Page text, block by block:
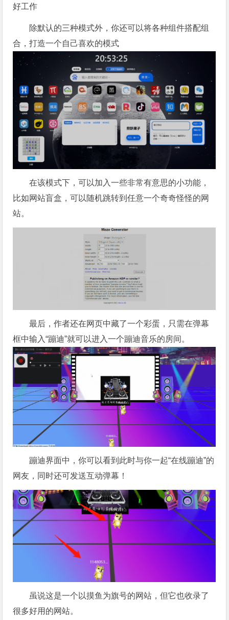
好工作
除默认的三种模式外，你还可以将各种组件搭配组
合，打造一个自己喜欢的模式
在该模式下，可以加入一些非常有意思的小功能，
比如网站盲盒，可以随机跳转到任意一个奇奇怪怪的网
站。
最后，作者还在网页中藏了一个彩蛋，只需在弹幕
框中输入“蹦迪”就可以进入一个蹦迪音乐的房间。
蹦迪界面中，你可以看到此时与你一起“在线蹦迪”的
网友，同时还可发送互动弹幕！
虽说这是一个以摸鱼为旗号的网站，但它也收录了
很多好用的网站。